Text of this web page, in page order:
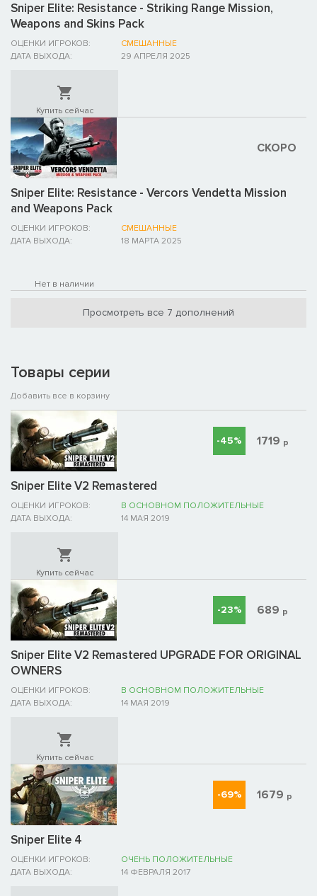
Sniper Elite: Resistance - Striking Range Mission,
Weapons and Skins Pack
ОЦЕНКИ ИГРОКОВ:
СМЕШАННЫЕ
ДАТА ВЫХОДА:
29 АПРЕЛЯ 2025
Купить сейчас
Sniper Elite: Resistance - Vercors Vendetta Mission
and Weapons Pack
ОЦЕНКИ ИГРОКОВ:
СМЕШАННЫЕ
ДАТА ВЫХОДА:
18 МАРТА 2025
СКОРО
Нет в наличии
Просмотреть все 7 дополнений
Товары серии
Добавить все в корзину
Sniper Elite V2 Remastered
ОЦЕНКИ ИГРОКОВ:
В ОСНОВНОМ ПОЛОЖИТЕЛЬНЫЕ
ДАТА ВЫХОДА:
14 МАЯ 2019
-45% 1719 р
Купить сейчас
Sniper Elite V2 Remastered UPGRADE FOR ORIGINAL
OWNERS
ОЦЕНКИ ИГРОКОВ:
В ОСНОВНОМ ПОЛОЖИТЕЛЬНЫЕ
ДАТА ВЫХОДА:
14 МАЯ 2019
-23% 689 р
Купить сейчас
Sniper Elite 4
ОЦЕНКИ ИГРОКОВ:
ОЧЕНЬ ПОЛОЖИТЕЛЬНЫЕ
ДАТА ВЫХОДА:
14 ФЕВРАЛЯ 2017
-69% 1679 р